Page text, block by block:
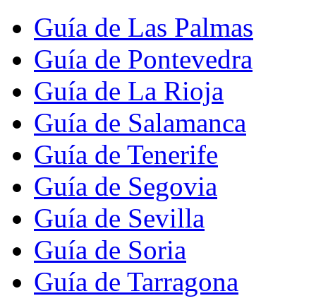
Guía de Las Palmas
Guía de Pontevedra
Guía de La Rioja
Guía de Salamanca
Guía de Tenerife
Guía de Segovia
Guía de Sevilla
Guía de Soria
Guía de Tarragona